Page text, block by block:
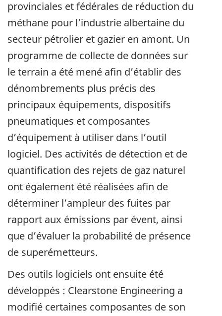
provinciales et fédérales de réduction du
méthane pour l’industrie albertaine du
secteur pétrolier et gazier en amont. Un
programme de collecte de données sur
le terrain a été mené afin d’établir des
dénombrements plus précis des
principaux équipements, dispositifs
pneumatiques et composantes
d’équipement à utiliser dans l’outil
logiciel. Des activités de détection et de
quantification des rejets de gaz naturel
ont également été réalisées afin de
déterminer l’ampleur des fuites par
rapport aux émissions par évent, ainsi
que d’évaluer la probabilité de présence
de superémetteurs.
Des outils logiciels ont ensuite été
développés : Clearstone Engineering a
modifié certaines composantes de son